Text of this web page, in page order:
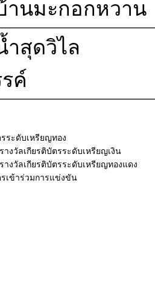
านมะกอกหวาน
ำสุดวิไล
ค์
รระดับเหรียญทอง
งวัลเกียรติบัตรระดับเหรียญเงิน
งวัลเกียรติบัตรระดับเหรียญทองแดง
รเข้าร่วมการแข่งขัน